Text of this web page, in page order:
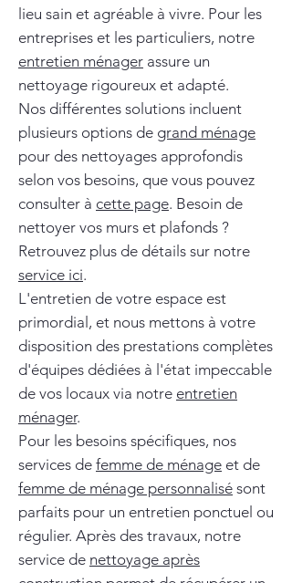
lieu sain et agréable à vivre. Pour les
entreprises et les particuliers, notre
entretien ménager assure un
nettoyage rigoureux et adapté.
Nos différentes solutions incluent
plusieurs options de grand ménage
pour des nettoyages approfondis
selon vos besoins, que vous pouvez
consulter à cette page. Besoin de
nettoyer vos murs et plafonds ?
Retrouvez plus de détails sur notre
service ici.
L'entretien de votre espace est
primordial, et nous mettons à votre
disposition des prestations complètes
d'équipes dédiées à l'état impeccable
de vos locaux via notre entretien
ménager.
Pour les besoins spécifiques, nos
services de femme de ménage et de
femme de ménage personnalisé sont
parfaits pour un entretien ponctuel ou
régulier. Après des travaux, notre
service de nettoyage après